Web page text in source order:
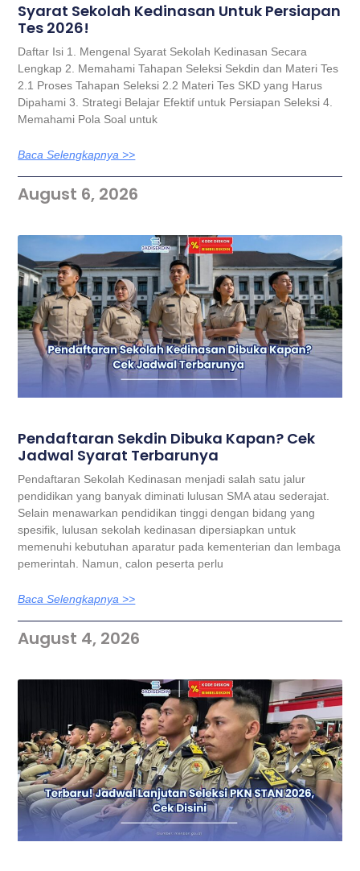
Syarat Sekolah Kedinasan Untuk Persiapan
Tes 2026!
Daftar Isi 1. Mengenal Syarat Sekolah Kedinasan Secara
Lengkap 2. Memahami Tahapan Seleksi Sekdin dan Materi Tes
2.1 Proses Tahapan Seleksi 2.2 Materi Tes SKD yang Harus
Dipahami 3. Strategi Belajar Efektif untuk Persiapan Seleksi 4.
Memahami Pola Soal untuk
Baca Selengkapnya >>
August 6, 2026
Pendaftaran Sekdin Dibuka Kapan? Cek
Jadwal Syarat Terbarunya
Pendaftaran Sekolah Kedinasan menjadi salah satu jalur
pendidikan yang banyak diminati lulusan SMA atau sederajat.
Selain menawarkan pendidikan tinggi dengan bidang yang
spesifik, lulusan sekolah kedinasan dipersiapkan untuk
memenuhi kebutuhan aparatur pada kementerian dan lembaga
pemerintah. Namun, calon peserta perlu
Baca Selengkapnya >>
August 4, 2026